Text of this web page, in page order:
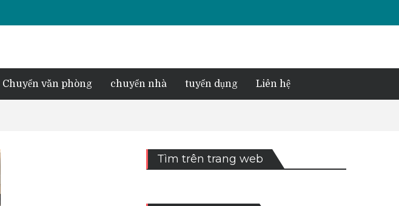
Chuyển văn phòng chuyển nhà tuyển dụng Liên hệ
Tìm trên trang web